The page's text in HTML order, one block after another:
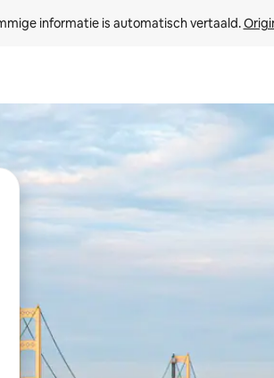
informatie is automatisch vertaald.
met je de pijltjestoetsen omhoog en